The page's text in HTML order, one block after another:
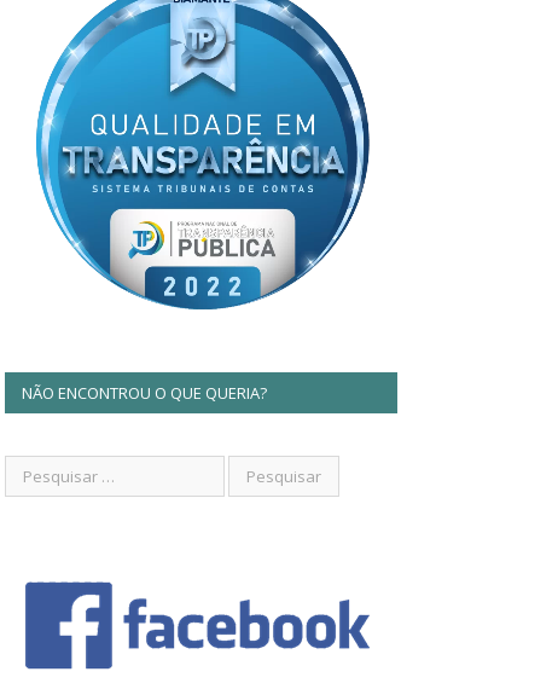
NÃO ENCONTROU O QUE QUERIA?